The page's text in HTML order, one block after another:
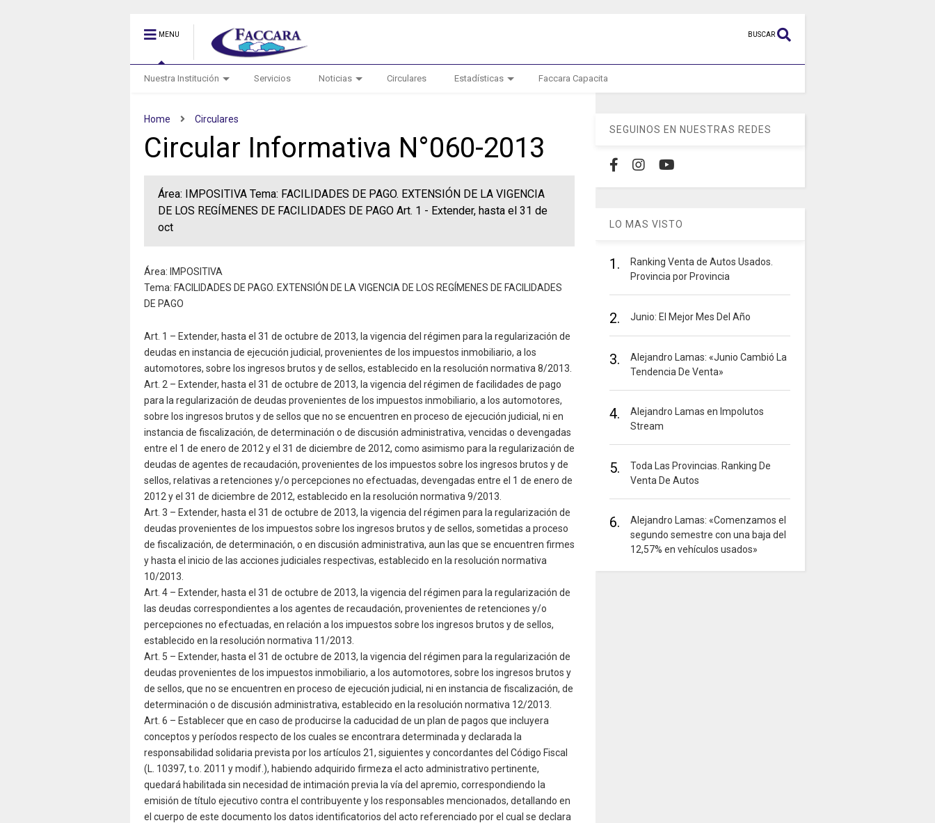
MENU BUSCAR
Nuestra Institución Servicios Noticias Circulares Estadísticas Faccara Capacita
Home Circulares
Circular Informativa N°060-2013
Área: IMPOSITIVA Tema: FACILIDADES DE PAGO. EXTENSIÓN DE LA VIGENCIA
DE LOS REGÍMENES DE FACILIDADES DE PAGO Art. 1 - Extender, hasta el 31 de
oct
Área: IMPOSITIVA
Tema: FACILIDADES DE PAGO. EXTENSIÓN DE LA VIGENCIA DE LOS REGÍMENES DE FACILIDADES
DE PAGO
Art. 1 – Extender, hasta el 31 de octubre de 2013, la vigencia del régimen para la regularización de
deudas en instancia de ejecución judicial, provenientes de los impuestos inmobiliario, a los
automotores, sobre los ingresos brutos y de sellos, establecido en la resolución normativa 8/2013.
Art. 2 – Extender, hasta el 31 de octubre de 2013, la vigencia del régimen de facilidades de pago
para la regularización de deudas provenientes de los impuestos inmobiliario, a los automotores,
sobre los ingresos brutos y de sellos que no se encuentren en proceso de ejecución judicial, ni en
instancia de fiscalización, de determinación o de discusión administrativa, vencidas o devengadas
entre el 1 de enero de 2012 y el 31 de diciembre de 2012, como asimismo para la regularización de
deudas de agentes de recaudación, provenientes de los impuestos sobre los ingresos brutos y de
sellos, relativas a retenciones y/o percepciones no efectuadas, devengadas entre el 1 de enero de
2012 y el 31 de diciembre de 2012, establecido en la resolución normativa 9/2013.
Art. 3 – Extender, hasta el 31 de octubre de 2013, la vigencia del régimen para la regularización de
deudas provenientes de los impuestos sobre los ingresos brutos y de sellos, sometidas a proceso
de fiscalización, de determinación, o en discusión administrativa, aun las que se encuentren firmes
y hasta el inicio de las acciones judiciales respectivas, establecido en la resolución normativa
10/2013.
Art. 4 – Extender, hasta el 31 de octubre de 2013, la vigencia del régimen para la regularización de
las deudas correspondientes a los agentes de recaudación, provenientes de retenciones y/o
percepciones no efectuadas, en relación a los impuestos sobre los ingresos brutos y de sellos,
establecido en la resolución normativa 11/2013.
Art. 5 – Extender, hasta el 31 de octubre de 2013, la vigencia del régimen para la regularización de
deudas provenientes de los impuestos inmobiliario, a los automotores, sobre los ingresos brutos y
de sellos, que no se encuentren en proceso de ejecución judicial, ni en instancia de fiscalización, de
determinación o de discusión administrativa, establecido en la resolución normativa 12/2013.
Art. 6 – Establecer que en caso de producirse la caducidad de un plan de pagos que incluyera
conceptos y períodos respecto de los cuales se encontrara determinada y declarada la
responsabilidad solidaria prevista por los artículos 21, siguientes y concordantes del Código Fiscal
(L. 10397, t.o. 2011 y modif.), habiendo adquirido firmeza el acto administrativo pertinente,
quedará habilitada sin necesidad de intimación previa la vía del apremio, correspondiendo la
emisión de título ejecutivo contra el contribuyente y los responsables mencionados, detallando en
el cuerpo de este documento los datos identificatorios del acto referenciado por el cual se declara
SEGUINOS EN NUESTRAS REDES
LO MAS VISTO
1.
Ranking Venta de Autos Usados.
Provincia por Provincia
2. Junio: El Mejor Mes Del Año
3.
Alejandro Lamas: «Junio Cambió La
Tendencia De Venta»
4.
Alejandro Lamas en Impolutos
Stream
5.
Toda Las Provincias. Ranking De
Venta De Autos
6.
Alejandro Lamas: «Comenzamos el
segundo semestre con una baja del
12,57% en vehículos usados»